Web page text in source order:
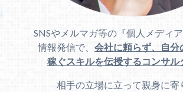
SNSやメルマガ等の『個人メディ
情報発信で、 会社に頼らず、自分
稼ぐスキルを伝授するコンサル
相手の立場に立って親身に寄